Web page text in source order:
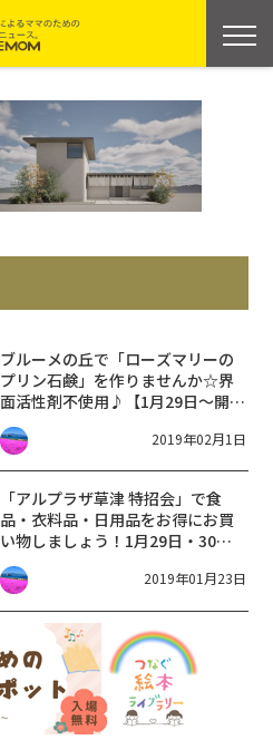
ブルーメの丘で「ローズマリーの
プリン石鹸」を作りませんか☆界
面活性剤不使用♪【1月29日〜開催
中】
2019年02月1日
「アルプラザ草津 特招会」で食
品・衣料品・日用品をお得にお買
い物しましょう！1月29日・30日
開催！
2019年01月23日